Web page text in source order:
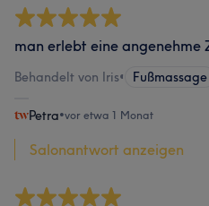
man erlebt eine angenehme
Behandelt von Iris• Fußmassage
Petra•vor etwa 1 Monat
Salonantwort anzeigen